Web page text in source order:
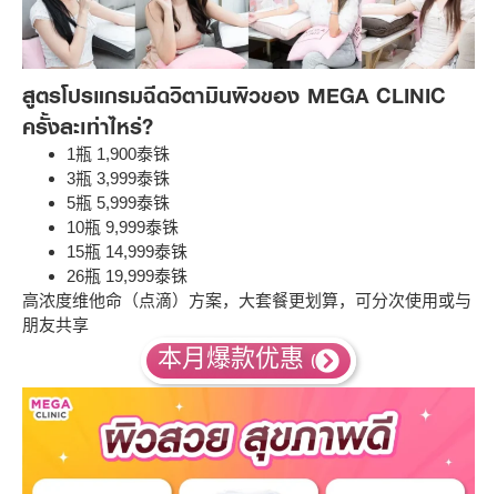
สูตรโปรแกรมฉีดวิตามินผิวของ MEGA CLINIC
ครั้งละเท่าไหร่?
1瓶 1,900泰铢
3瓶 3,999泰铢
5瓶 5,999泰铢
10瓶 9,999泰铢
15瓶 14,999泰铢
26瓶 19,999泰铢
高浓度维他命（点滴）方案，大套餐更划算，可分次使用或与
朋友共享
本月爆款优惠 (